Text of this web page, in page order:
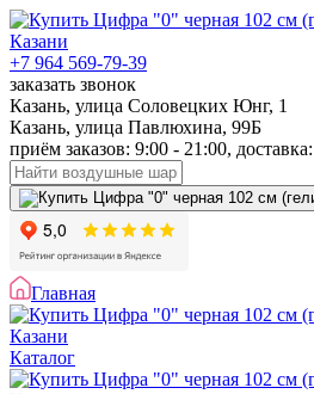
+7 964 569-79-39
заказать звонок
Казань, улица Соловецких Юнг, 1
Казань, улица Павлюхина, 99Б
приём заказов: 9:00 - 21:00,
Главная
Каталог